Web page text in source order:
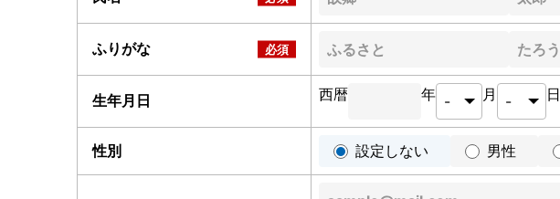
ふりがな
生年月日 西暦 年 月 日
性別 設定しない 男性